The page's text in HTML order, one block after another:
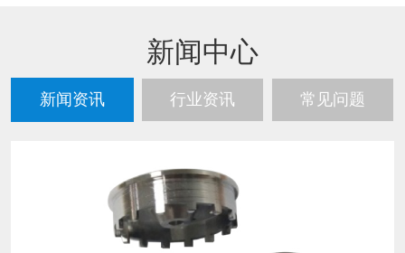
新闻中心
新闻资讯 行业资讯 常见问题